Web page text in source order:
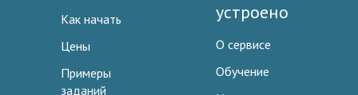
Как начать
Цены
Примеры
заданий
устроено
О сервисе
Обучение